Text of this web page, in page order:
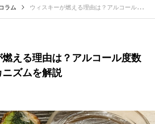
ラム ウィスキーが燃える理由は？アルコール度数と引火のメカニズムを解説
燃える理由は？アルコール度数
ニズムを解説